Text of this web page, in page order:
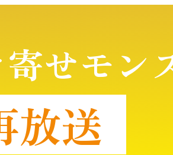
寄せモン
放送